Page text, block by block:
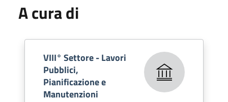
A cura di
VIII° Settore - Lavori
Pubblici,
Pianificazione e
Manutenzioni